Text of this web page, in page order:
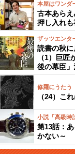
本屋はワンダ
古本あら
押し入れも
ザッツエンタ
読書の秋
（1）巨
後の幕臣
修羅にうたう
（24）こ
小説「高級時
第13話：
かない～